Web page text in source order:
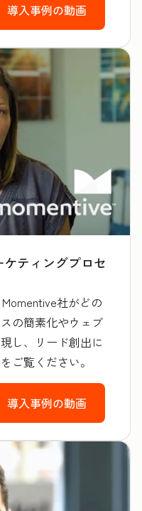
導入事例の動画
ティングプロセ
社がどの
の簡素化やウェブ
し、リード創出に
ご覧ください。
導入事例の動画